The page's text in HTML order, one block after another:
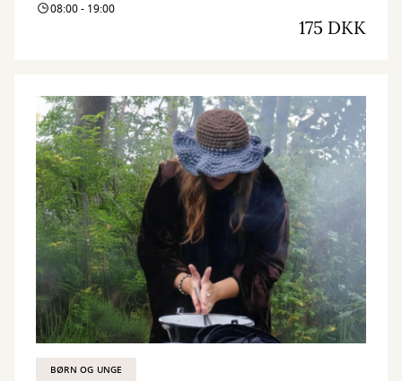
08:00 - 19:00
175 DKK
BØRN OG UNGE